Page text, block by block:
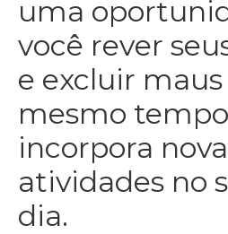
uma
você rever
e excluir
mesmo
incorpora
atividades no
dia.